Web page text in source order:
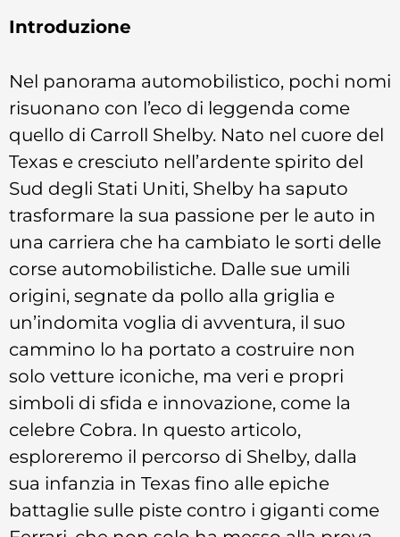
Introduzione
Nel panorama automobilistico, pochi nomi
risuonano con l’eco di leggenda come
quello di Carroll Shelby. Nato nel cuore del
Texas e cresciuto nell’ardente spirito del
Sud degli Stati Uniti, Shelby ha saputo
trasformare la sua passione per le auto in
una carriera che ha cambiato le sorti delle
corse automobilistiche. Dalle sue umili
origini, segnate da pollo alla griglia e
un’indomita voglia di avventura, il suo
cammino lo ha portato a costruire non
solo vetture iconiche, ma veri e propri
simboli di sfida e innovazione, come la
celebre Cobra. In questo articolo,
esploreremo il percorso di Shelby, dalla
sua infanzia in Texas fino alle epiche
battaglie sulle piste contro i giganti come